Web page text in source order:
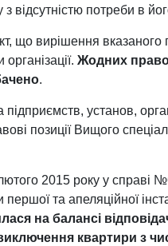
відсутністю потреби в
що вирішення вказаного
Жодних
.
установ,
позиції Вищого
2015 року у справі
та апеляційної
на балансі
квартири з